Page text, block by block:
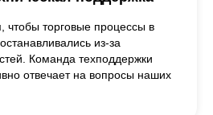
чтобы торговые процессы в
из-за
Команда техподдержки
отвечает на вопросы наших